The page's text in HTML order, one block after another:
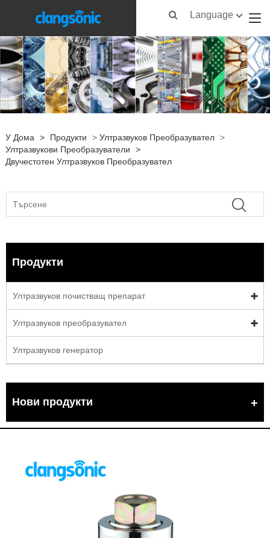
Language
У Дома > Продукти > Ултразвуков Преобразувател >
Ултразвукови Преобразуватели
>
Двучестотен Ултразвуков Преобразувател
Продукти
Ултразвуков почистващ препарат
Ултразвуков преобразувател
Ултразвуков генератор
Нови продукти